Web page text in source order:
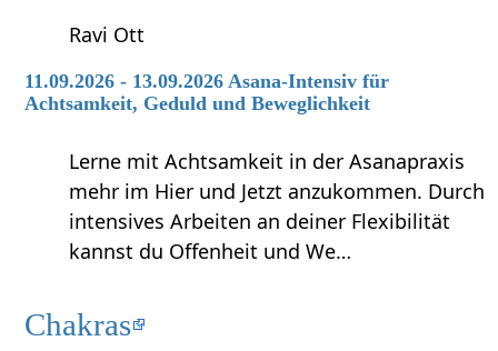
Ravi Ott
11.09.2026 - 13.09.2026 Asana-Intensiv für
Achtsamkeit, Geduld und Beweglichkeit
Lerne mit Achtsamkeit in der Asanapraxis
mehr im Hier und Jetzt anzukommen. Durch
intensives Arbeiten an deiner Flexibilität
kannst du Offenheit und We…
Chakras